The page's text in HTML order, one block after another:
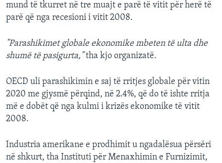
mund të tkurret në tre muajt e parë të vitit për herë të
parë që nga recesioni i vitit 2008.
"Parashikimet globale ekonomike mbeten të ulta dhe
shumë të pasigurta,"tha kjo organizatë.
OECD uli parashikimin e saj të rritjes globale për vitin
2020 me gjysmë përqind, në 2.4%, që do të ishte rritja
më e dobët që nga kulmi i krizës ekonomike të vitit
2008.
Industria amerikane e prodhimit u ngadalësua përsëri
në shkurt, tha Instituti për Menaxhimin e Furnizimit,